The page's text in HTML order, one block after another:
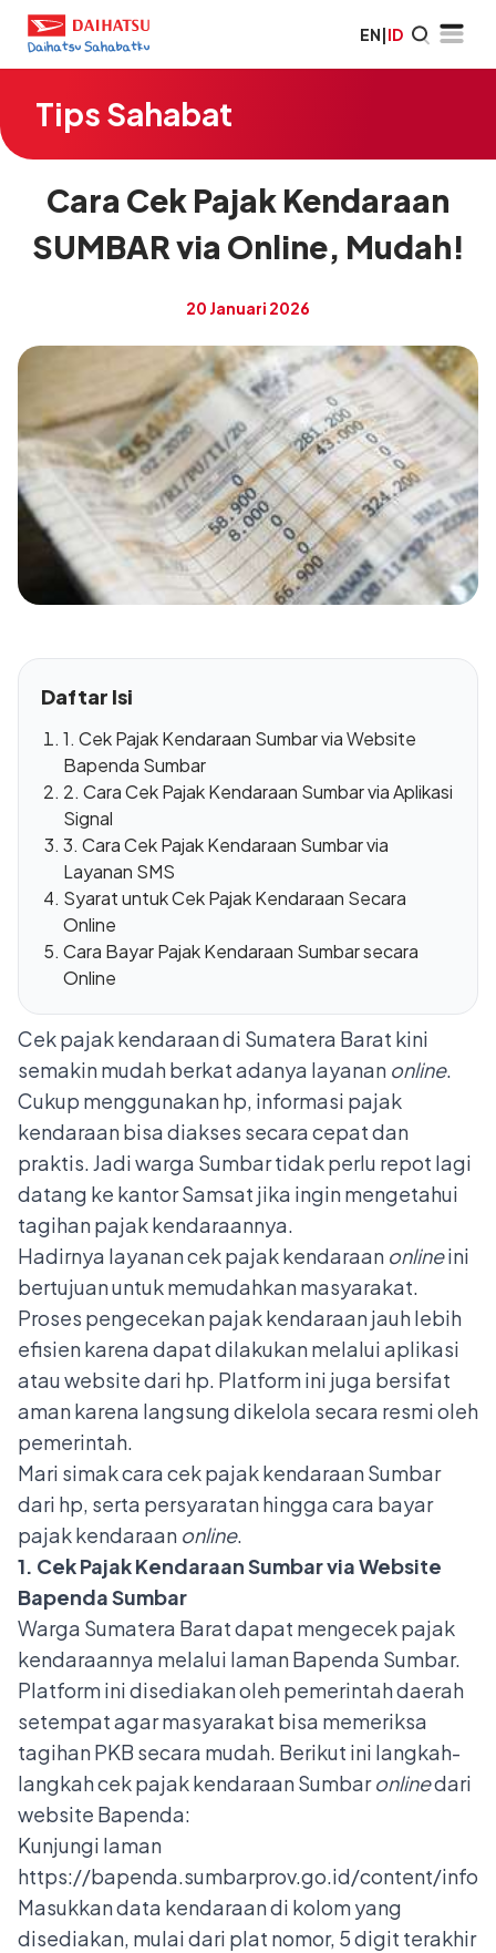
EN|ID
Tips Sahabat
Cara Cek Pajak Kendaraan
SUMBAR via Online, Mudah!
20 Januari 2026
Daftar Isi
1. Cek Pajak Kendaraan Sumbar via Website
Bapenda Sumbar
2. Cara Cek Pajak Kendaraan Sumbar via Aplikasi
Signal
3. Cara Cek Pajak Kendaraan Sumbar via
Layanan SMS
Syarat untuk Cek Pajak Kendaraan Secara
Online
Cara Bayar Pajak Kendaraan Sumbar secara
Online
Cek pajak kendaraan di Sumatera Barat kini
semakin mudah berkat adanya layanan online.
Cukup menggunakan hp, informasi pajak
kendaraan bisa diakses secara cepat dan
praktis. Jadi warga Sumbar tidak perlu repot lagi
datang ke kantor Samsat jika ingin mengetahui
tagihan pajak kendaraannya.
Hadirnya layanan cek pajak kendaraan onlineini
bertujuan untuk memudahkan masyarakat.
Proses pengecekan pajak kendaraan jauh lebih
efisien karena dapat dilakukan melalui aplikasi
atau website dari hp. Platform ini juga bersifat
aman karena langsung dikelola secara resmi oleh
pemerintah.
Mari simak cara cek pajak kendaraan Sumbar
dari hp, serta persyaratan hingga cara bayar
pajak kendaraan online.
1. Cek Pajak Kendaraan Sumbar via Website
Bapenda Sumbar
Warga Sumatera Barat dapat mengecek pajak
kendaraannya melalui laman Bapenda Sumbar.
Platform ini disediakan oleh pemerintah daerah
setempat agar masyarakat bisa memeriksa
tagihan PKB secara mudah. Berikut ini langkah-
langkah cek pajak kendaraan Sumbaronlinedari
website Bapenda:
Kunjungi laman
https://bapenda.sumbarprov.go.id/content/
Masukkan data kendaraan di kolom yang
disediakan, mulai dari plat nomor, 5 digit terakhir